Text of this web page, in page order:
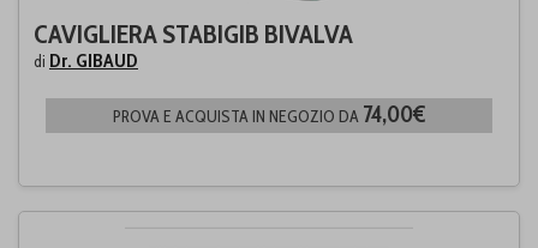
CAVIGLIERA STABIGIB BIVALVA
di Dr. GIBAUD
PROVA E ACQUISTA IN NEGOZIO DA 74,00€